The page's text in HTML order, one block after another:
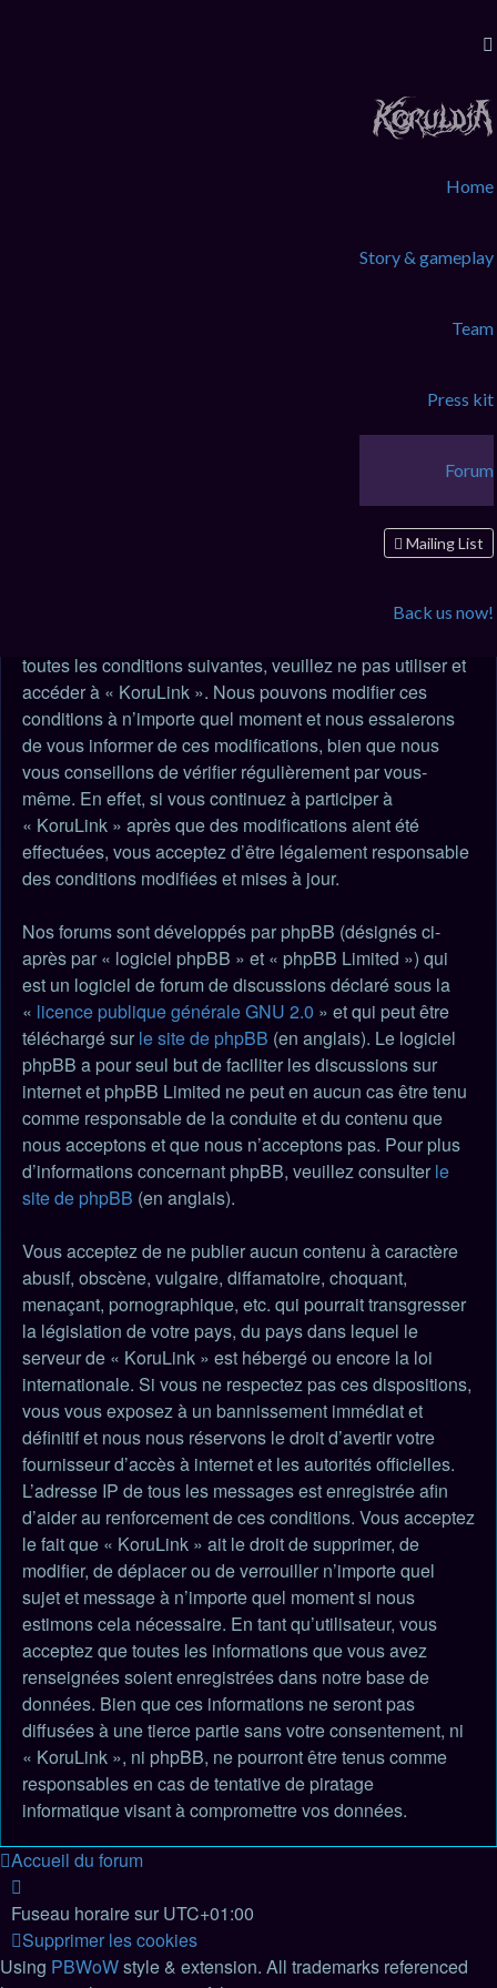
Home
Story & gameplay
Team
Press kit
Forum
Mailing List
Back us now!
KoruLink - Conditions d’utilisation
En accédant à « KoruLink » (désigné ci-après par
d’être légalement responsable des conditions suivantes.
toutes les conditions suivantes, veuillez ne pas utiliser et
accéder à « KoruLink ». Nous pouvons modifier ces
conditions à n’importe quel moment et nous essaierons
de vous informer de ces modifications, bien que nous
vous conseillons de vérifier régulièrement par vous-
même. En effet, si vous continuez à participer à
« KoruLink » après que des modifications aient été
effectuées, vous acceptez d’être légalement responsable
des conditions modifiées et mises à jour.
Nos forums sont développés par phpBB (désignés ci-
après par « logiciel phpBB » et « phpBB Limited ») qui
est un logiciel de forum de discussions déclaré sous la
« licence publique générale GNU 2.0 » et qui peut être
téléchargé sur le site de phpBB (en anglais). Le logiciel
phpBB a pour seul but de faciliter les discussions sur
internet et phpBB Limited ne peut en aucun cas être tenu
comme responsable de la conduite et du contenu que
nous acceptons et que nous n’acceptons pas. Pour plus
d’informations concernant phpBB, veuillez consulter le
site de phpBB (en anglais).
Vous acceptez de ne publier aucun contenu à caractère
abusif, obscène, vulgaire, diffamatoire, choquant,
menaçant, pornographique, etc. qui pourrait transgresser
la législation de votre pays, du pays dans lequel le
serveur de « KoruLink » est hébergé ou encore la loi
internationale. Si vous ne respectez pas ces dispositions,
vous vous exposez à un bannissement immédiat et
définitif et nous nous réservons le droit d’avertir votre
fournisseur d’accès à internet et les autorités officielles.
L’adresse IP de tous les messages est enregistrée afin
d’aider au renforcement de ces conditions. Vous acceptez
le fait que « KoruLink » ait le droit de supprimer, de
modifier, de déplacer ou de verrouiller n’importe quel
sujet et message à n’importe quel moment si nous
estimons cela nécessaire. En tant qu’utilisateur, vous
acceptez que toutes les informations que vous avez
renseignées soient enregistrées dans notre base de
données. Bien que ces informations ne seront pas
diffusées à une tierce partie sans votre consentement, ni
« KoruLink », ni phpBB, ne pourront être tenus comme
responsables en cas de tentative de piratage
informatique visant à compromettre vos données.
Accueil du forum
Fuseau horaire sur UTC+01:00
Supprimer les cookies
Using PBWoWstyle & extension. All trademarks referenced